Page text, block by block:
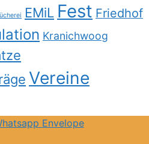
EMiL Fest Friedhof
Kranichwoog
Vereine
Envelope